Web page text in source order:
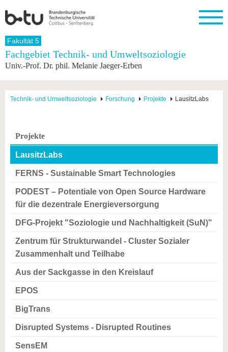
Startseite
Universität
Struktur
Engagement
Partnerschaften
Strukturwandel
Forschung
Forschung
Wissenschaftlicher
Nachwuchs
Studium
Vor dem
Nach
Studium
International
Profil
Ausland
internationale
Studierende
Kontakt
Weiterbildung
Wissenschaftliche
Fachkräfte
Innovative
kennen
Werte
BTU &
Fakultät 5
Fachgebiet Technik- und Umweltsoziologie
Univ.-Prof. Dr. phil. Melanie Jaeger-Erben
Technik- und Umweltsoziologie Forschung Projekte LausitzLabs
Projekte
LausitzLabs
FERNS - Sustainable Smart Technologies
PODEST – Potentiale von Open Source Hardware
für die dezentrale Energieversorgung
DFG-Projekt "Soziologie und Nachhaltigkeit (SuN)"
Zentrum für Strukturwandel - Cluster Sozialer
Zusammenhalt und Teilhabe
Aus der Sackgasse in den Kreislauf
EPOS
BigTrans
Disrupted Systems - Disrupted Routines
SensEM